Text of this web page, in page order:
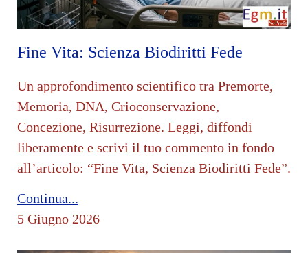
Fine Vita: Scienza Biodiritti Fede
Un approfondimento scientifico tra Premorte,
Memoria, DNA, Crioconservazione,
Concezione, Risurrezione. Leggi, diffondi
liberamente e scrivi il tuo commento in fondo
all’articolo: “Fine Vita, Scienza Biodiritti Fede”.
Continua...
5 Giugno 2026